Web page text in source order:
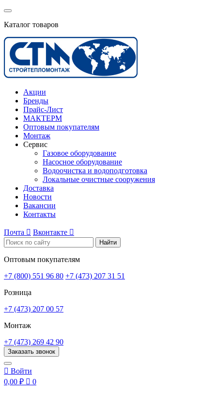
Каталог товаров
Акции
Бренды
Прайс-Лист
МАКТЕРМ
Оптовым покупателям
Монтаж
Сервис
Газовое оборудование
Насосное оборудование
Водоочистка и водоподготовка
Локальные очистные сооружения
Доставка
Новости
Вакансии
Контакты
Почта  Вконтакте 
Найти
Оптовым покупателям
+7 (800) 551 96 80 +7 (473) 207 31 51
Розница
+7 (473) 207 00 57
Монтаж
+7 (473) 269 42 90
Заказать звонок
 Войти
0,00 ₽  0